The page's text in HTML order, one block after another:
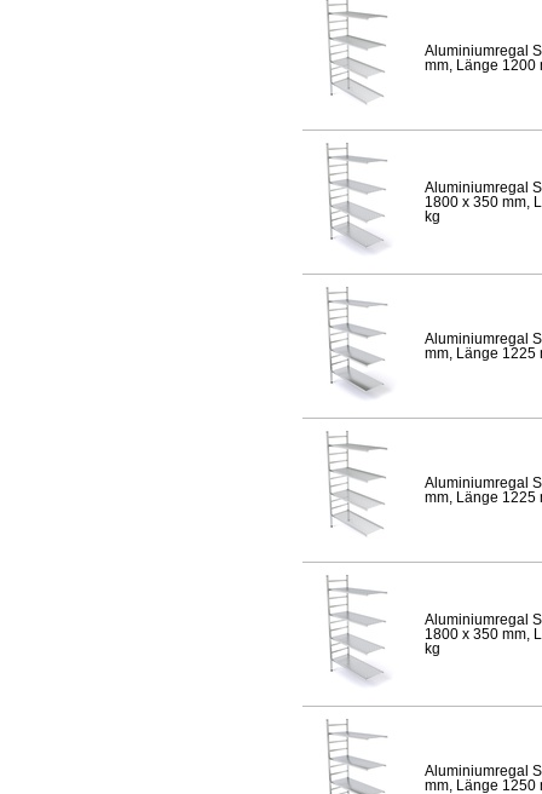
Aluminiumregal
mm, Länge 1200
Aluminiumregal
1800 x 350 mm,
kg
Aluminiumregal
mm, Länge 1225
Aluminiumregal
mm, Länge 1225
Aluminiumregal
1800 x 350 mm,
kg
Aluminiumregal
mm, Länge 1250